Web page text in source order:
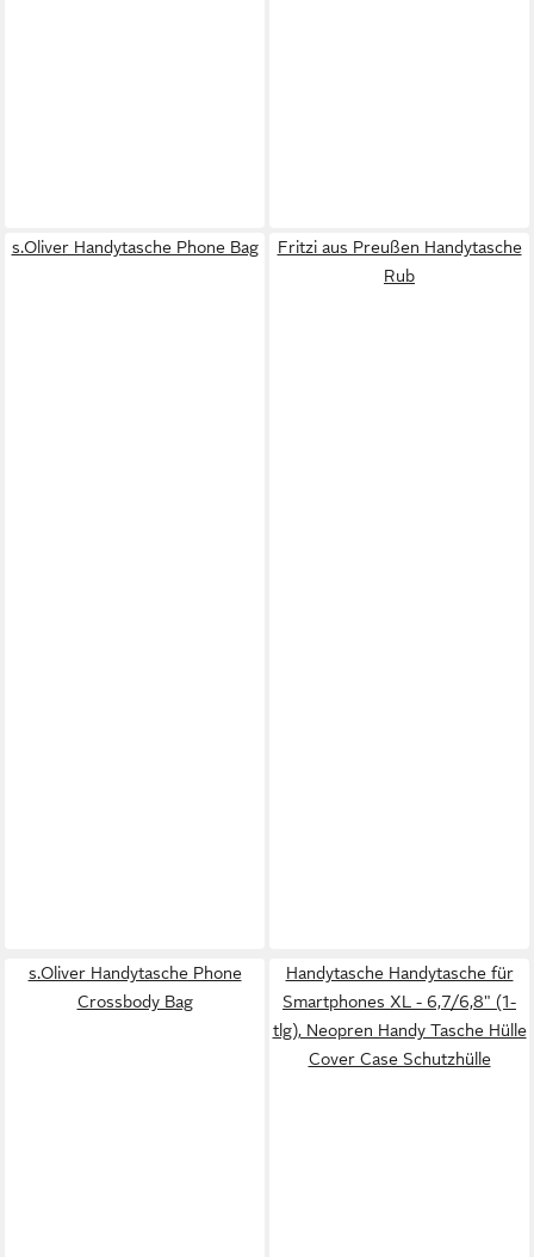
s.Oliver Handytasche Phone Bag
Fritzi aus Preußen Handytasche
Rub
s.Oliver Handytasche Phone
Crossbody Bag
Handytasche Handytasche für
Smartphones XL - 6,7/6,8" (1-
tlg), Neopren Handy Tasche Hülle
Cover Case Schutzhülle